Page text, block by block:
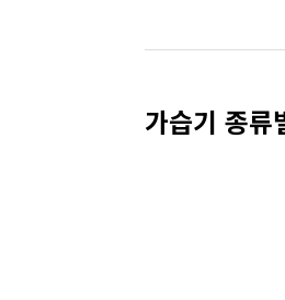
가습기 종류